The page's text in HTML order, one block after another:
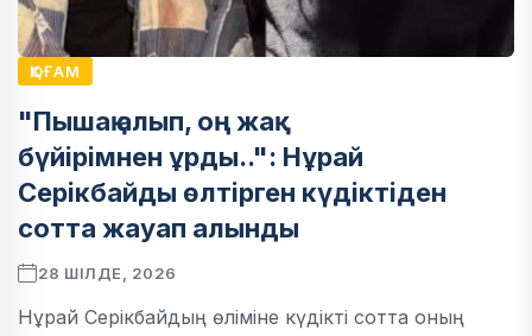
ҚОҒАМ
"Пышақ алып, оң жақ
бүйірімнен ұрды..": Нұрай
Серікбайды өлтірген күдіктіден
сотта жауап алынды
28 ШІЛДЕ, 2026
Нұрай Серікбайдың өліміне күдікті сотта оның